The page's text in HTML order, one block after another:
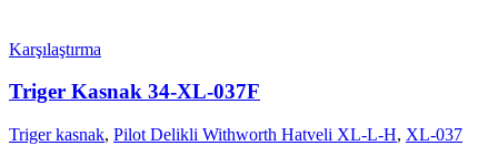
Karşılaştırma
Triger Kasnak 34-XL-037F
Triger kasnak, Pilot Delikli Withworth Hatveli XL-L-H, XL-037